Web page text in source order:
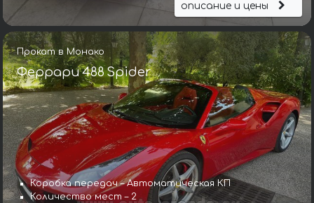
описание и цены
Прокат в Монако
Феррари 488 Spider
Коробка передач – Автоматическая КП
Количество мест – 2